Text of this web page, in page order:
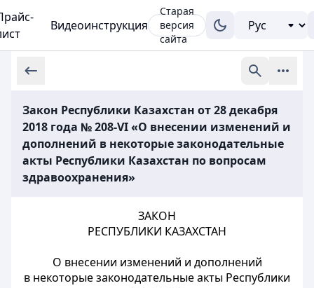
Видеоинструкция
Старая
версия
сайта
Закон Республики Казахстан от 28 декабря
2018 года № 208-VI «О внесении изменений и
дополнений в некоторые законодательные
акты Республики Казахстан по вопросам
здравоохранения»
ЗАКОН
РЕСПУБЛИКИ КАЗАХСТАН
О внесении изменений и дополнений
в некоторые законодательные акты Республики